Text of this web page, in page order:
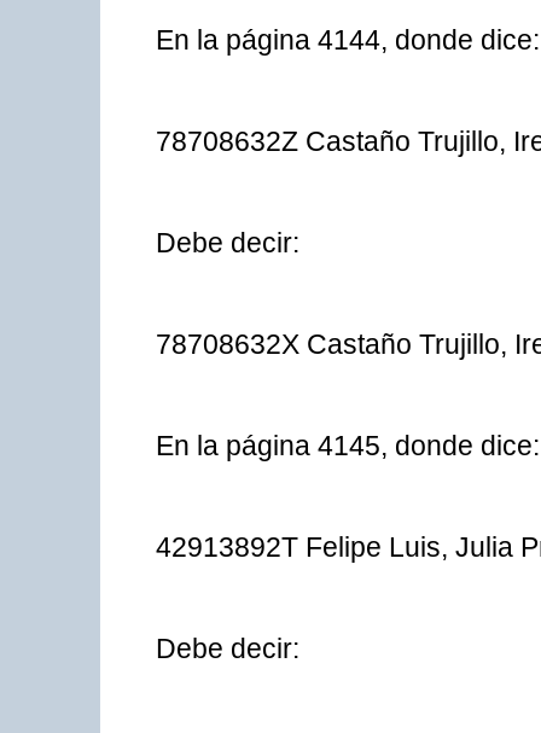
En la página 4144, donde dice:
78708632Z Castaño Trujillo,
Debe decir:
78708632X Castaño Trujillo,
En la página 4145, donde dice:
42913892T Felipe Luis, Julia
Debe decir: